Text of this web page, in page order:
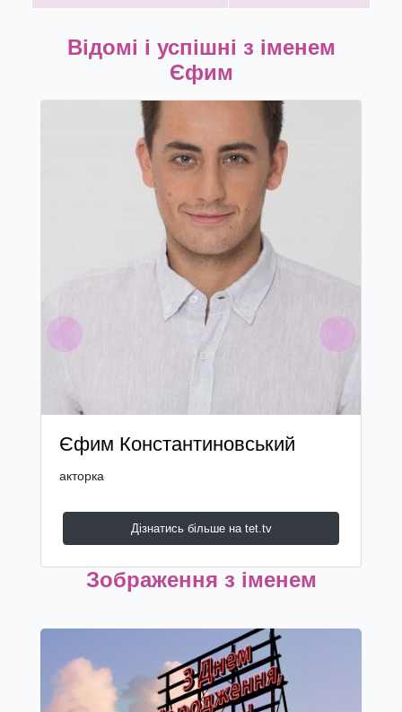
Відомі і успішні з іменем
Єфим
Єфим Константиновський
акторка
Дізнатись більше на tet.tv
Previous Next
Зображення з іменем